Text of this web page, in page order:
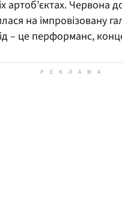
артоб’єктах. Червона
на імпровізовану
– це перформанс,